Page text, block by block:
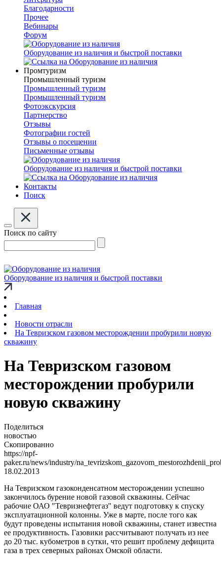
Благодарности
Прочее
Вебинары
Форум
Оборудование из наличия и быстрой поставки
Промтуризм
Промышленный туризм
Промышленный туризм
Промышленный туризм
Фотоэкскурсия
Партнерство
Отзывы
Фотографии гостей
Отзывы о посещении
Письменные отзывы
Оборудование из наличия и быстрой поставки
Контакты
Поиск
Поиск по сайту
Оборудование из наличия и быстрой поставки
Главная
Новости отрасли
На Тевризском газовом месторождении пробурили новую
скважину
На Тевризском газовом
месторождении пробурили
новую скважину
Поделиться
новостью
Скопированно
https://npf-
paker.ru/news/industry/
18.02.2013
На Тевризском газоконденсатном месторождении успешно
закончилось бурение новой газовой скважины. Сейчас
рабочие ОАО "Тевризнефтегаз" ведут подготовку к спуску
эксплуатационной колонны. Уже в марте, после того как
будут проведены испытания новой скважины, станет известна
ее продуктивность. Газовики рассчитывают получать из нее
до 20 тыс. кубометров в сутки, что решит проблему дефицита
газа в трех северных районах Омской области.